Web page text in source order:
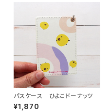
パスケース ひよこドーナッツ
¥1,870